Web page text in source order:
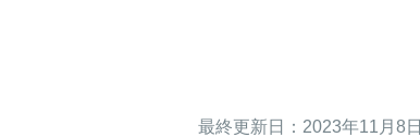
最終更新日：2023年11月8日